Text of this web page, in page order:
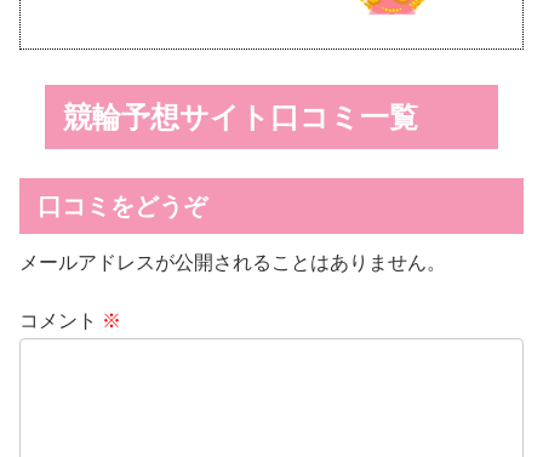
競輪予想サイト口コミ一覧
口コミをどうぞ
メールアドレスが公開されることはありません。
コメント ※